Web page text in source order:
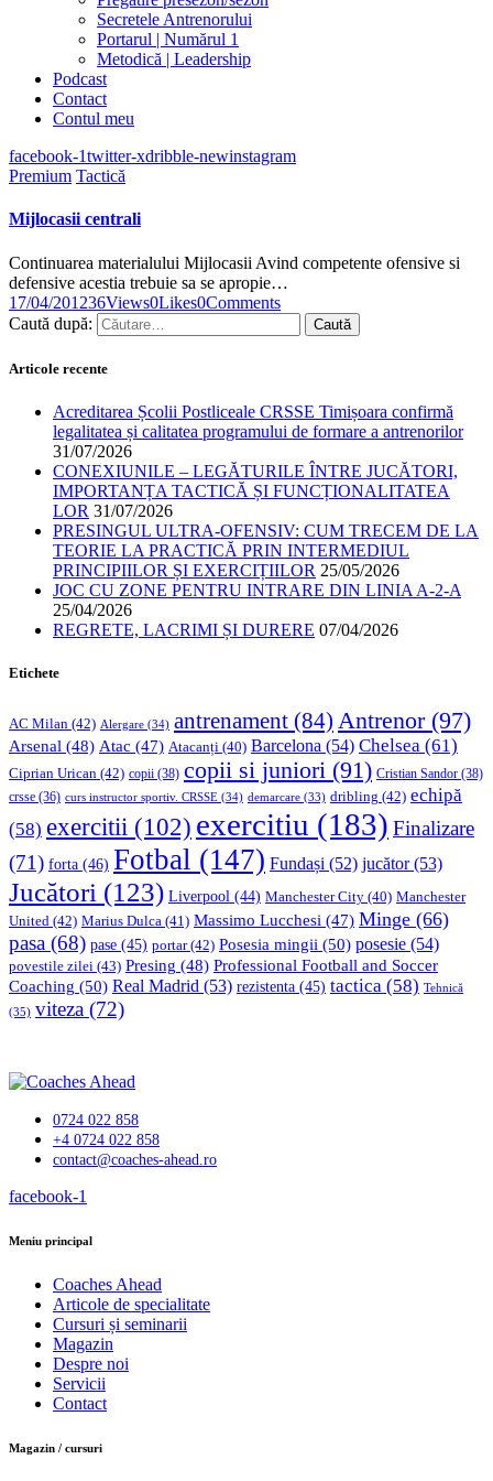
Secretele Antrenorului
Portarul | Numărul 1
Metodică | Leadership
Podcast
Contact
Contul meu
facebook-1twitter-xdribble-newinstagram
Premium Tactică
Mijlocasii centrali
Continuarea materialului Mijlocasii Avind competente ofensive si
defensive acestia trebuie sa se apropie…
17/04/201236Views0Likes0Comments
Caută după:
Articole recente
Acreditarea Școlii Postliceale CRSSE Timișoara confirmă
legalitatea și calitatea programului de formare a antrenorilor
31/07/2026
CONEXIUNILE – LEGĂTURILE ÎNTRE JUCĂTORI,
IMPORTANȚA TACTICĂ ȘI FUNCȚIONALITATEA
LOR 31/07/2026
PRESINGUL ULTRA-OFENSIV: CUM TRECEM DE LA
TEORIE LA PRACTICĂ PRIN INTERMEDIUL
PRINCIPIILOR ȘI EXERCIȚIILOR 25/05/2026
JOC CU ZONE PENTRU INTRARE DIN LINIA A-2-A
25/04/2026
REGRETE, LACRIMI ȘI DURERE 07/04/2026
Etichete
AC Milan (42) Alergare (34) antrenament (84) Antrenor(97)
Arsenal (48) Atac (47) Atacanți (40) Barcelona (54) Chelsea (61)
Ciprian Urican (42) copii (38) copii si juniori (91) Cristian Sandor (38)
crsse (36) curs instructor sportiv. CRSSE (34) demarcare (33) dribling (42) echipă
(58) exercitii (102) exercitiu (183) Finalizare
(71) forta (46) Fotbal (147) Fundași (52) jucător(53)
Jucători (123) Liverpool (44) Manchester City (40) Manchester
United (42) Marius Dulca (41) Massimo Lucchesi (47) Minge (66)
pasa (68) pase (45) portar(42) Posesia mingii (50) posesie (54)
povestile zilei (43) Presing (48) Professional Football and Soccer
Coaching (50) Real Madrid (53) rezistenta (45) tactica (58) Tehnică
(35) viteza (72)
0724 022 858
+4 0724 022 858
contact@coaches-ahead.ro
facebook-1
Meniu principal
Coaches Ahead
Articole de specialitate
Cursuri și seminarii
Magazin
Despre noi
Servicii
Contact
Magazin / cursuri